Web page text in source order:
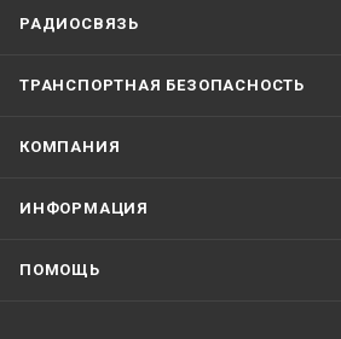
РАДИОСВЯЗЬ
ТРАНСПОРТНАЯ БЕЗОПАСНОСТЬ
КОМПАНИЯ
ИНФОРМАЦИЯ
ПОМОЩЬ